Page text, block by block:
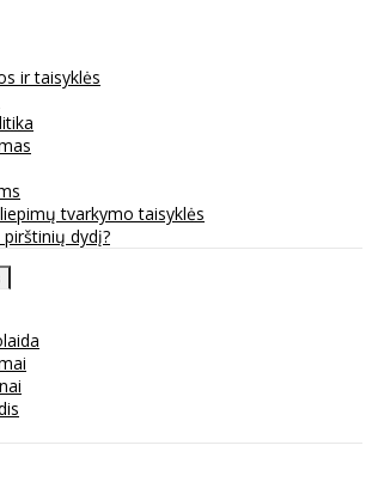
ir taisyklės
tvarkymo taisyklės
dydį?